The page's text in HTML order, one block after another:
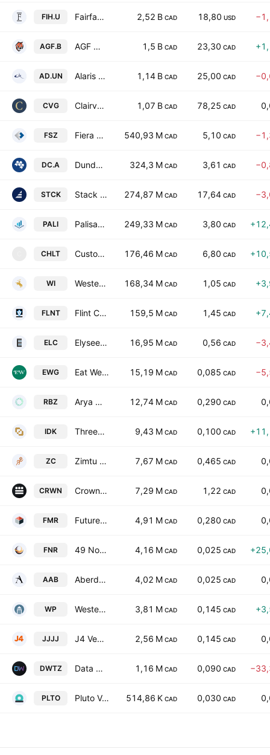
FIH.U Fairfax India Holdings Corp 2,52 B CAD 18,80 USD
AGF.B AGF Management Limited Class B 1,5 B CAD 23,30 CAD
AD.UN Alaris Equity Partners Income Trust Trust Units Reg S 3c7 1,14 B CAD 25,00 CAD
CVG Clairvest Group Inc. 1,07 B CAD 78,25 CAD
FSZ Fiera Capital Corporation Class A 540,93 M CAD 5,10 CAD
DC.A Dundee Corporation Class A 324,3 M CAD 3,61 CAD
STCK Stack Capital Group, Inc. 274,87 M CAD 17,64 CAD
PALI Palisades Goldcorp Ltd. 249,33 M CAD 3,80 CAD
CHLT Custom Health Holdings Inc. 176,46 M CAD 6,80 CAD
WI Western Investment Company of Canada Limited 168,34 M CAD 1,05 CAD
FLNT Flint Corp 159,5 M CAD 1,45 CAD
ELC Elysee Development Corp 16,95 M CAD 0,56 CAD
EWG Eat Well Investment Group Inc 15,19 M CAD 0,085 CAD
RBZ Arya Resources Ltd 12,74 M CAD 0,290 CAD
IDK ThreeD Capital Inc. 9,43 M CAD 0,100 CAD
ZC Zimtu Capital Corp. 7,67 M CAD 0,465 CAD
CRWN Crown Capital Partners, Inc. 7,29 M CAD 1,22 CAD
FMR Future Mineral Resources Inc. 4,91 M CAD 0,280 CAD
FNR 49 North Resources Inc 4,16 M CAD 0,025 CAD
AAB Aberdeen International Inc. 4,02 M CAD 0,025 CAD
WP Western Pacific Trust Company 3,81 M CAD 0,145 CAD
JJJJ J4 Ventures Resources Corp. 2,56 M CAD 0,145 CAD
DWTZ Data Watts Partners Inc. 1,16 M CAD 0,090 CAD
PLTO Pluto Ventures, Inc. 514,86 K CAD 0,030 CAD